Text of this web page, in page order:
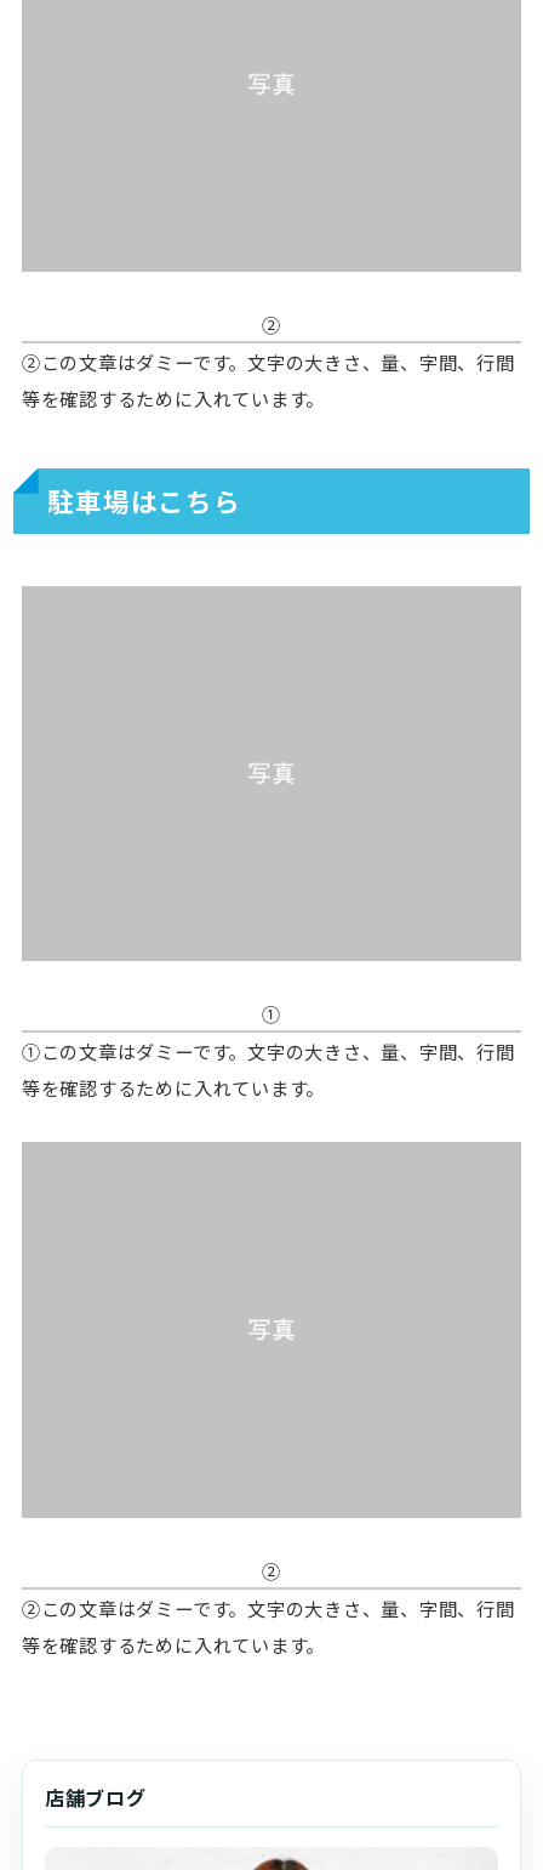
②
②この文章はダミーです。文字の大きさ、量、字間、行間
等を確認するために入れています。
駐車場はこちら
①
①この文章はダミーです。文字の大きさ、量、字間、行間
等を確認するために入れています。
②
②この文章はダミーです。文字の大きさ、量、字間、行間
等を確認するために入れています。
店舗ブログ